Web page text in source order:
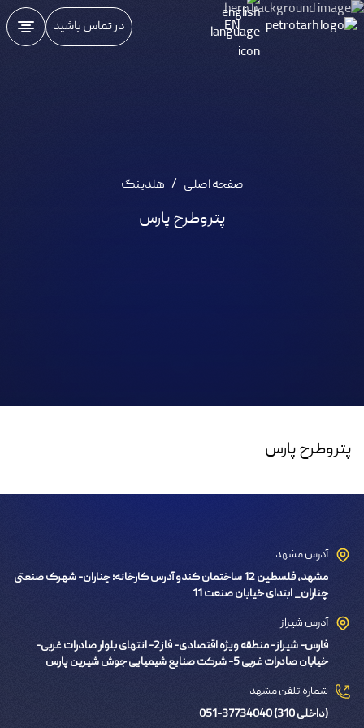
EN در تماس باشید
صفحه اصلی / هلدینگ
پتروطرح پارس
پتروطرح پارس
آدرس مشهد
مشهد، فلسطین 12 ساختمان کندو آدرس کارخانه: چناران- شهرک صنعتی
چناران_ ابتدای خیابان صنعت 11
آدرس شیراز
فارس- شیراز- منطقه ویژه اقتصادی- فاز2- انتهای بلوار صادرات غربی-
خیابان صادرات غربی 5- شرکت صنایع شیمیایی جوش شیرین پارس
شماره تلفن مشهد
051-37734040 (داخلی 310)